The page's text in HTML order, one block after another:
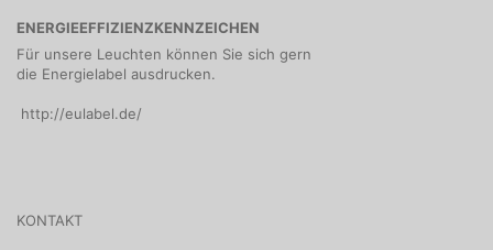
ENERGIEEFFIZIENZKENNZEICHEN
Für unsere Leuchten können Sie sich gern
die Energielabel ausdrucken.
http://eulabel.de/
KONTAKT